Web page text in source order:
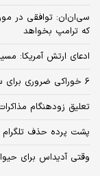
سی‌ان‌ان: توافقی در
که ترامپ بخواهد
ادعای ارتش آمریکا: مسیر ۴۸ کشتی را در تنگه هرمز تغییر
6 خوراکی ضروری برای سلامت قلب
تعلیق زودهنگام
پشت پرده حذف
وقتی آدیداس برای